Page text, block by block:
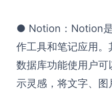
帮助中心
知识分享社区
探索创意灵感与高效
● Notion： Notion
作工具和笔记应用
数据库功能使用户
示灵感，将文字、